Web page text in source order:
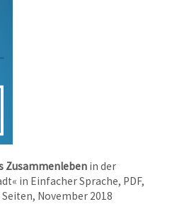
Zusammenleben in der
in Einfacher Sprache, PDF,
November 2018